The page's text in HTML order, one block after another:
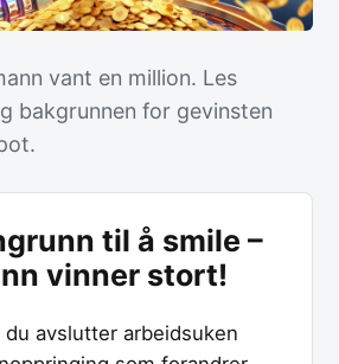
vant en million. Les
bakgrunnen for gevinsten
til å smile –
vinner stort!
avslutter arbeidsuken